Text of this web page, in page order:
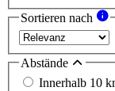
Sortieren nach
Abstände
Innerhalb 10